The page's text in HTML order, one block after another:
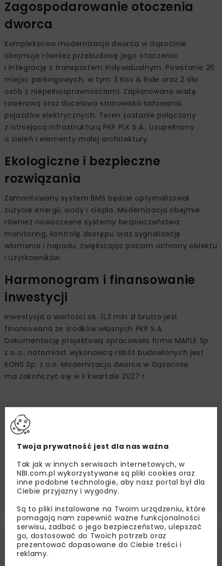
Zagospodarowanie otoczenia
dworca
Kompleksowa modernizacja dworca w Gąsocinie
obejmuje również przebudowę jego otoczenia
i integrację z transportem indywidualnym. Powstanie 26
miejsc parkingowych, w tym 3 Kiss & Ride oraz 2 dla
osób z niepełnosprawnościami. Zaplanowano wiatę
rowerową oraz docelowo stanowiska ładowania
pojazdów elektrycznych. Teren zostanie połączony
z istniejącą infrastrukturą PKP PLK S.A., uzupełniony
o zieleń i elementy małej architektury.
Ekologiczne i bezpieczne
rozwiązania
Zamontowany system BMS będzie optymalizował
zużycie energii, wody i ciepła. Modernizacja obejmie
również nowoczesne systemy bezpieczeństwa:
monitoring, kontrolę dostępu oraz sygnalizację
włamania i napadu, zwiększając poziom ochrony obiektu
i użytkowników.
Harmonogram i finansowanie
inwestycji
Inwestycja o wartości ok. 11,3 mln zł brutto jest
finansowana ze środków własnych PKP S.A.
Dokumentację projektową opracowała firma MAPLE Sp.
z o.o., natomiast wykonawcą robót budowlanych jest
KONS Sp. z o.o. Modernizacja dworca w Gąsocinie
ma zakończyć się w II kwartale 2027 r.
Źródło:
GĄSOCIN
INFRASTRUKTURA PUBLICZNA
MAZOWSZE
MODERNIZACJA INFRASTRUKTURY
PKP
ZABYTKI
Twoja prywatność jest dla nas ważna
Tak jak w innych serwisach internetowych, w
NBI.com.pl wykorzystywane są pliki cookies oraz
inne podobne technologie, aby nasz portal był dla
Ciebie przyjazny i wygodny.
Są to pliki instalowane na Twoim urządzeniu, które
pomagają nam zapewnić ważne funkcjonalności
serwisu, zadbać o jego bezpieczeństwo, ulepszać
go, dostosować do Twoich potrzeb oraz
prezentować dopasowane do Ciebie treści i
reklamy.